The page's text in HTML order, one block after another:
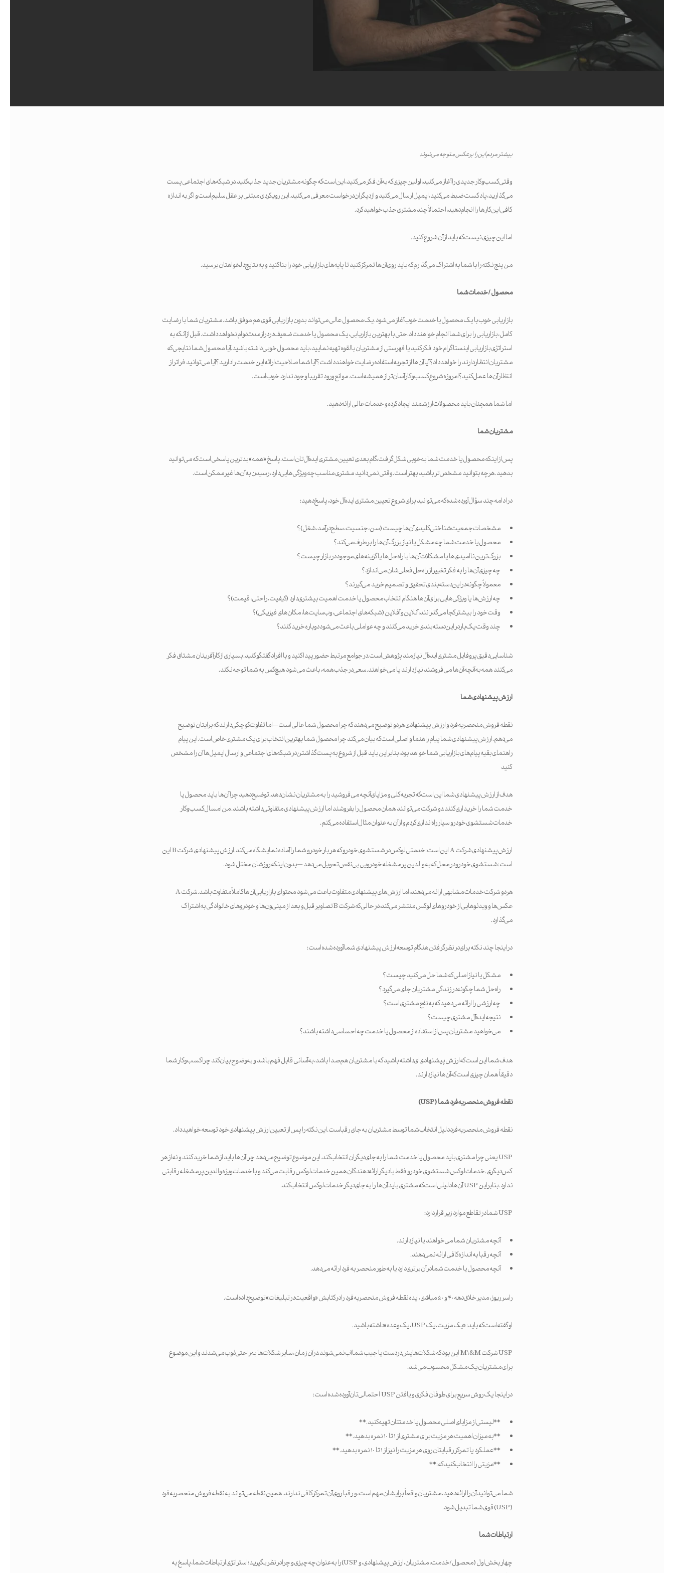
بیشتر مردم این را برعکس متوجه می‌شوند
وقتی کسب‌وکار جدیدی را آغاز می‌کنید، اولین چیزی که به آن فکر می‌کنید، این است که چگونه مشتریان جدید جذب کنید. در شبکه‌های اجتماعی پست
می‌گذارید، پادکست ضبط می‌کنید، ایمیل ارسال می‌کنید و از دیگران درخواست معرفی می‌کنید. این رویکردی مبتنی بر عقل سلیم است و اگر به اندازه
کافی این کارها را انجام دهید، احتمالاً چند مشتری جذب خواهید کرد.
اما این چیزی نیست که باید از آن شروع کنید.
من پنج نکته را با شما به اشتراک می‌گذارم که باید روی آن‌ها تمرکز کنید تا پایه‌های بازاریابی خود را بنا کنید و به نتایج دلخواهتان برسید.
محصول / خدمات شما
بازاریابی خوب با یک محصول یا خدمت خوب آغاز می‌شود. یک محصول عالی می‌تواند بدون بازاریابی قوی هم موفق باشد. مشتریان شما با رضایت
کامل، بازاریابی را برای شما انجام خواهند داد. حتی با بهترین بازاریابی، یک محصول یا خدمت ضعیف در درازمدت دوام نخواهد داشت. قبل از آنکه به
استراتژی بازاریابی اینستاگرام خود فکر کنید یا فهرستی از مشتریان بالقوه تهیه نمایید، باید محصول خوبی داشته باشید. آیا محصول شما نتایجی که
مشتریان انتظار دارند را خواهد داد؟ آیا آن‌ها از تجربه استفاده رضایت خواهند داشت؟ آیا شما صلاحیت ارائه این خدمت را دارید؟ آیا می‌توانید فراتر از
انتظار آن‌ها عمل کنید؟امروزه شروع کسب‌وکار آسان‌تر از همیشه است. موانع ورود تقریبا وجود ندارد. خوب است.
اما شما همچنان باید محصولات ارزشمند ایجاد کرده و خدمات عالی ارائه دهید.
مشتریان شما
پس از اینکه محصول یا خدمت شما به‌خوبی شکل گرفت، گام بعدی تعیین مشتری ایده‌آل‌تان است. پاسخ «همه» بدترین پاسخی است که می‌توانید
بدهید. هرچه بتوانید مشخص‌تر باشید بهتر است. وقتی نمی‌دانید مشتری مناسب چه ویژگی‌هایی دارد، رسیدن به آن‌ها غیرممکن است.
در ادامه چند سؤال آورده شده که می‌توانید برای شروع تعیین مشتری ایده‌آل خود، پاسخ دهید:
مشخصات جمعیت‌شناختی کلیدی آن‌ها چیست (سن، جنسیت، سطح درآمد، شغل)؟
محصول یا خدمت شما چه مشکل یا نیاز بزرگ آن‌ها را برطرف می‌کند؟
بزرگ‌ترین ناامیدی‌ها یا مشکلات آن‌ها با راه‌حل‌ها یا گزینه‌های موجود در بازار چیست؟
چه چیزی آن‌ها را به فکر تغییر از راه‌حل فعلی‌شان می‌اندازد؟
معمولاً چگونه در این دسته‌بندی تحقیق و تصمیم خرید می‌گیرند؟
چه ارزش‌ها یا ویژگی‌هایی برای آن‌ها هنگام انتخاب محصول یا خدمت اهمیت بیشتری دارد (کیفیت، راحتی، قیمت)؟
وقت خود را بیشتر کجا می‌گذرانند، آنلاین و آفلاین (شبکه‌های اجتماعی، وب‌سایت‌ها، مکان‌های فیزیکی)؟
چند وقت یک‌بار در این دسته‌بندی خرید می‌کنند و چه عواملی باعث می‌شود دوباره خرید کنند؟
شناسایی دقیق پروفایل مشتری ایده‌آل نیازمند پژوهش است. در جوامع مرتبط حضور پیدا کنید و با افراد گفتگو کنید. بسیاری از کارآفرینان مشتاق فکر
می‌کنند همه به آنچه آن‌ها می‌فروشند نیاز دارند یا می‌خواهند. سعی در جذب همه، باعث می‌شود هیچ‌کس به شما توجه نکند.
ارزش پیشنهادی شما
نقطه فروش منحصربه‌فرد و ارزش پیشنهادی هر دو توضیح می‌دهند که چرا محصول شما عالی است — اما تفاوت کوچکی دارند که برایتان توضیح
می‌دهم. ارزش پیشنهادی شما پیام راهنما و اصلی است که بیان می‌کند چرا محصول شما بهترین انتخاب برای یک مشتری خاص است. این پیام
راهنمای بقیه پیام‌های بازاریابی شما خواهد بود، بنابراین باید قبل از شروع به پست گذاشتن در شبکه‌های اجتماعی و ارسال ایمیل‌ها آن را مشخص
کنید
هدف از ارزش پیشنهادی شما این است که تجربه کلی و مزایای آنچه می‌فروشید را به مشتریان نشان دهد. توضیح دهید چرا آن‌ها باید محصول یا
خدمت شما را خریداری کنند. دو شرکت می‌توانند همان محصول را بفروشند اما ارزش پیشنهادی متفاوتی داشته باشند. من امسال کسب‌وکار
خدمات شستشوی خودرو سیار راه‌اندازی کردم و از آن به عنوان مثال استفاده می‌کنم.
ارزش پیشنهادی شرکت A این است: خدمتی لوکس در شستشوی خودرو که هر بار خودرو شما را آماده نمایشگاه می‌کند. ارزش پیشنهادی شرکت B این
است: شستشوی خودرو در محل که به والدین پرمشغله خودرویی بی‌نقص تحویل می‌دهد — بدون اینکه روزشان مختل شود.
هر دو شرکت خدمات مشابهی ارائه می‌دهند، اما ارزش‌های پیشنهادی متفاوت باعث می‌شود محتوای بازاریابی آن‌ها کاملاً متفاوت باشد. شرکت A
عکس‌ها و ویدئوهایی از خودروهای لوکس منتشر می‌کند، در حالی که شرکت B تصاویر قبل و بعد از مینی‌ون‌ها و خودروهای خانوادگی به اشتراک
می‌گذارد.
در اینجا چند نکته برای در نظر گرفتن هنگام توسعه ارزش پیشنهادی شما آورده شده است:
مشکل یا نیاز اصلی که شما حل می‌کنید چیست؟
راه‌حل شما چگونه در زندگی مشتریان جای می‌گیرد؟
چه ارزشی را ارائه می‌دهید که به نفع مشتری است؟
نتیجه ایده‌آل مشتری چیست؟
می‌خواهید مشتریان پس از استفاده از محصول یا خدمت چه احساسی داشته باشند؟
هدف شما این است که ارزش پیشنهادی‌ای داشته باشید که با مشتریان هم‌صدا باشد، به آسانی قابل فهم باشد و به‌وضوح بیان کند چرا کسب‌وکار شما
دقیقاً همان چیزی است که آن‌ها نیاز دارند.
نقطه فروش منحصربه‌فرد شما(USP)
نقطه فروش منحصربه‌فرد دلیل انتخاب شما توسط مشتریان به جای رقباست. این نکته را پس از تعیین ارزش پیشنهادی خود توسعه خواهید داد.
USP یعنی چرا مشتری باید محصول یا خدمت شما را به جای دیگران انتخاب کند. این موضوع توضیح می‌دهد چرا آن‌ها باید از شما خرید کنند و نه از هر
کس دیگری. خدمات لوکس شستشوی خودرو فقط با دیگر ارائه‌دهندگان همین خدمات لوکس رقابت می‌کند و با خدمات ویژه والدین پرمشغله رقابتی
ندارد. بنابراین USP آن‌ها دلیلی است که مشتری باید آن‌ها را به جای دیگر خدمات لوکس انتخاب کند.
USP شما در تقاطع موارد زیر قرار دارد:
آنچه مشتریان شما می‌خواهند یا نیاز دارند.
آنچه رقبا به اندازه کافی ارائه نمی‌دهند.
آنچه محصول یا خدمت شما در آن برتری دارد یا به طور منحصر به فرد ارائه می‌دهد.
راسر ریوز، مدیر خلاق دهه ۴۰ و ۵۰ میلادی، ایده نقطه فروش منحصربه‌فرد را در کتابش «واقعیت در تبلیغات» توضیح داده است.
او گفته است که باید: «یک مزیت، یک USP، یک وعده» داشته باشید.
USP شرکت M\&M این بود که شکلات‌هایش در دست یا جیب شما آب نمی‌شوند. در آن زمان، سایر شکلات‌ها به‌راحتی ذوب می‌شدند و این موضوع
برای مشتریان یک مشکل محسوب می‌شد.
در اینجا یک روش سریع برای طوفان فکری و یافتن USP احتمالی‌تان آورده شده است:
**لیستی از مزایای اصلی محصول یا خدمتتان تهیه کنید.**
**به میزان اهمیت هر مزیت برای مشتری از ۱ تا ۱۰ نمره بدهید.**
**عملکرد یا تمرکز رقبایتان روی هر مزیت را نیز از ۱ تا ۱۰ نمره بدهید.**
**مزیتی را انتخاب کنید که:**
شما می‌توانید آن را ارائه دهید، مشتریان واقعاً برایشان مهم است، و رقبا روی آن تمرکز کافی ندارند. همین نقطه می‌تواند به نقطه فروش منحصربه‌فرد
(USP) قوی شما تبدیل شود.
ارتباطات شما
چهار بخش اول (محصول/خدمت، مشتریان، ارزش پیشنهادی، و USP) را به‌عنوان چه چیزی و چرا در نظر بگیرید؛ استراتژی ارتباطات شما، پاسخ به